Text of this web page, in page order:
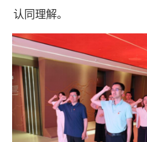
认同理解。